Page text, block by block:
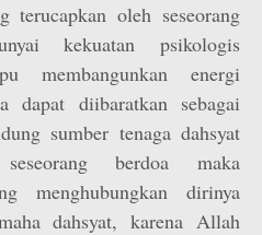
terucapkan oleh seseorang
kekuatan psikologis
membangunkan energi
dapat diibaratkan sebagai
sumber tenaga dahsyat
berdoa maka
menghubungkan dirinya
dahsyat, karena Allah